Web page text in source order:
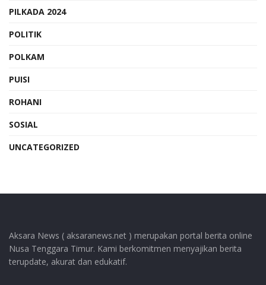
PILKADA 2024
POLITIK
POLKAM
PUISI
ROHANI
SOSIAL
UNCATEGORIZED
Aksara News ( aksaranews.net ) merupakan portal berita online
Nusa Tenggara Timur. Kami berkomitmen menyajikan berita
terupdate, akurat dan edukatif.